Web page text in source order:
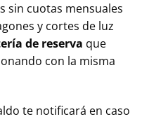
sin cuotas mensuales
y cortes de luz
de reserva que
con la misma
te notificará en caso